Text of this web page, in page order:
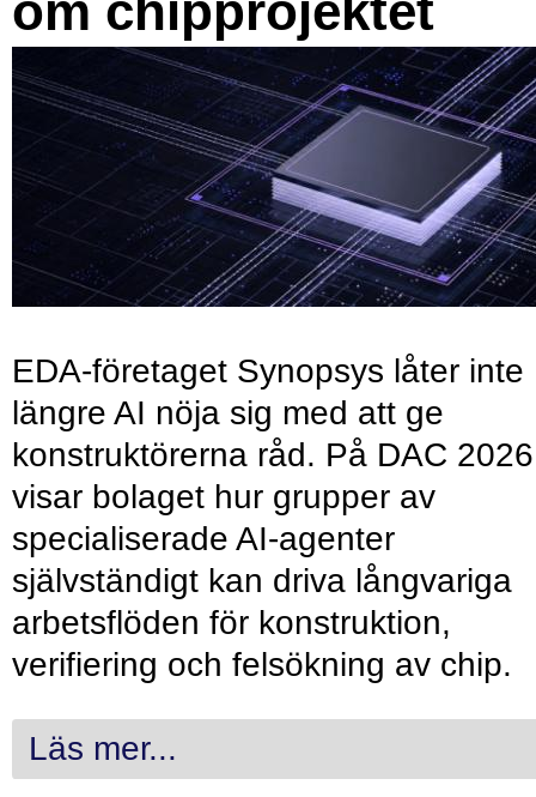
om chipprojektet
EDA-företaget Synopsys låter inte
längre AI nöja sig med att ge
konstruktörerna råd. På DAC 2026
visar bolaget hur grupper av
specialiserade AI-agenter
självständigt kan driva långvariga
arbetsflöden för konstruktion,
verifiering och felsökning av chip.
Läs mer...